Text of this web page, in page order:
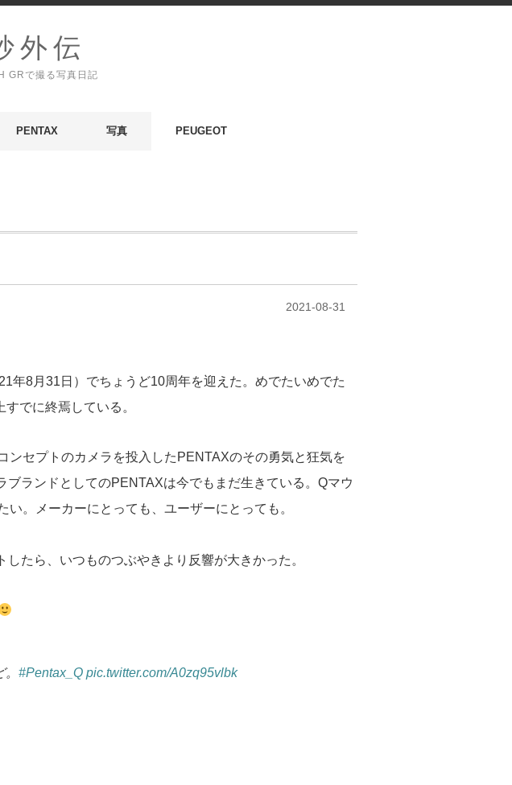
外伝
GRで撮る写真日記
PENTAX 写真 PEUGEOT
2021-08-31
8月31日）でちょうど10周年を迎えた。めでたいめでた
でに終焉している。
セプトのカメラを投入したPENTAXのその勇気と狂気を
ランドとしてのPENTAXは今でもまだ生きている。Qマウ
。メーカーにとっても、ユーザーにとっても。
たら、いつものつぶやきより反響が大きかった。
#Pentax_Q pic.twitter.com/A0zq95vlbk